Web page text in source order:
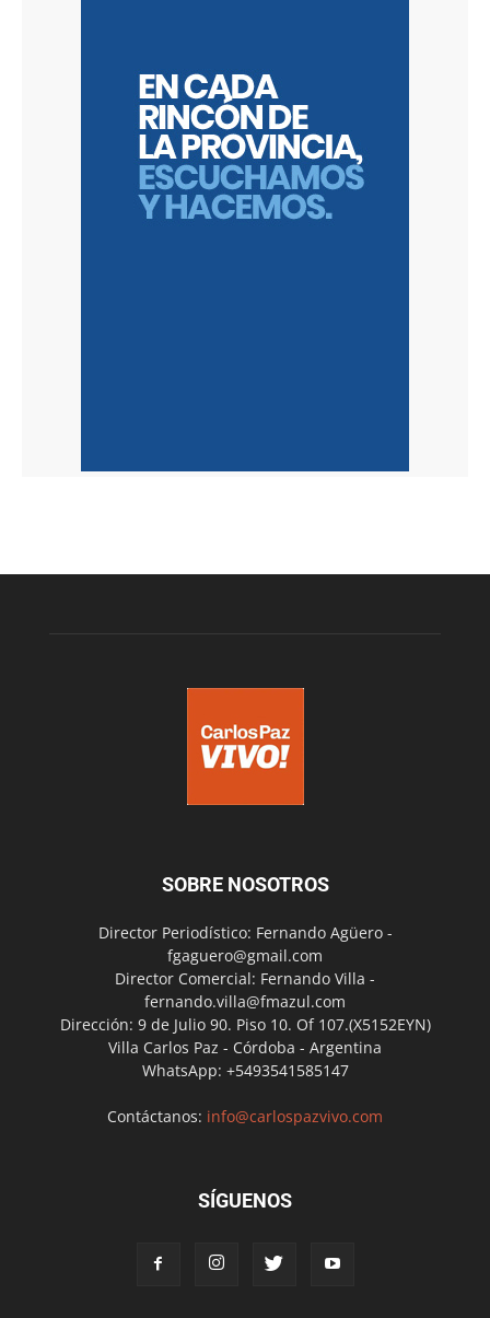
SOBRE NOSOTROS
Director Periodístico: Fernando Agüero -
fgaguero@gmail.com
Director Comercial: Fernando Villa -
fernando.villa@fmazul.com
Dirección: 9 de Julio 90. Piso 10. Of 107.(X5152EYN)
Villa Carlos Paz - Córdoba - Argentina
WhatsApp: +5493541585147
Contáctanos: info@carlospazvivo.com
SÍGUENOS